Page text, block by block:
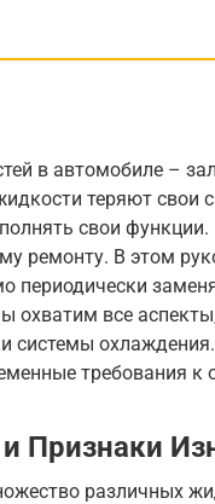
в автомобиле –
теряют свои
свои
ремонту. В этом
периодически
охватим все
системы
требования
Признаки
различных